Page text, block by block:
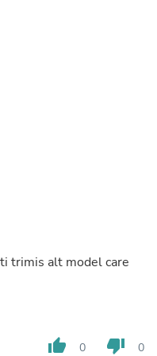
trimis alt model care
thumb_up 0 thumb_down 0